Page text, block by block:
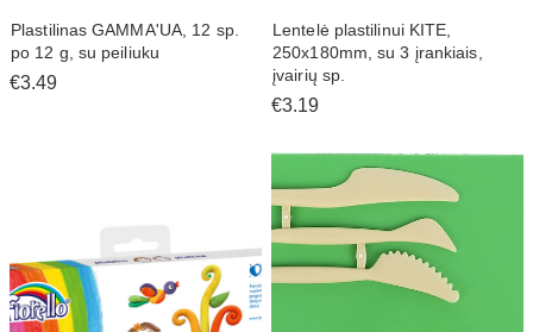
Plastilinas GAMMA'UA, 12 sp.
po 12 g, su peiliuku
€3.49
Lentelė plastilinui KITE,
250x180mm, su 3 įrankiais,
įvairių sp.
€3.19